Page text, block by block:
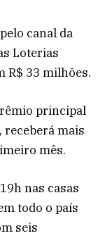
canal da
Loterias
R$ 33 milhões.
principal
receberá mais
mês.
nas casas
todo o país
seis